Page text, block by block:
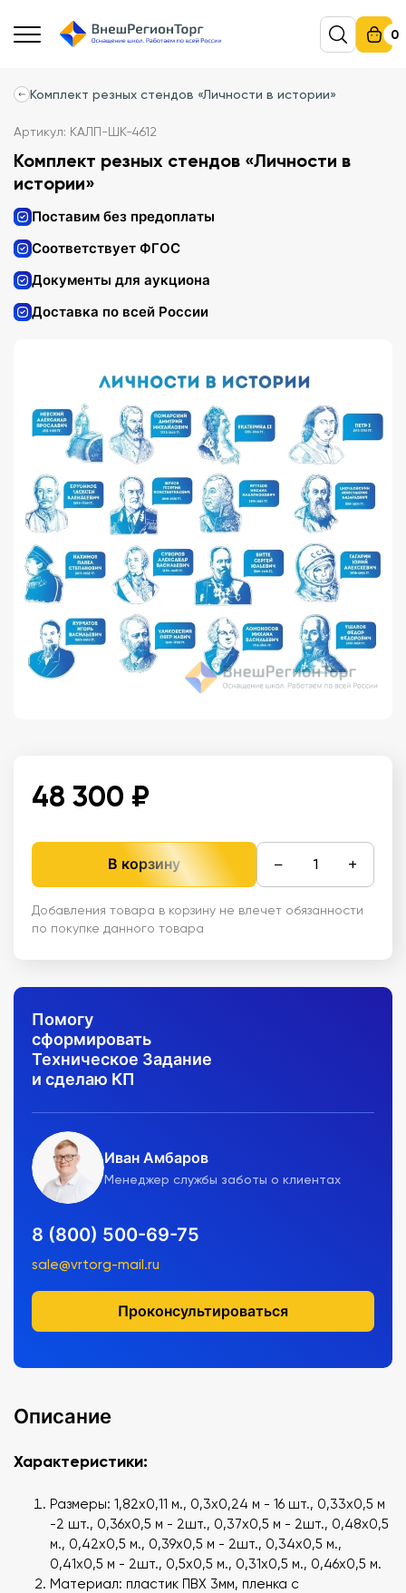
0
Комплект резных стендов «Личности в истории»
Артикул: КАЛП-ШК-4612
Комплект резных стендов «Личности в
истории»
Поставим без предоплаты
Соответствует ФГОС
Документы для аукциона
Доставка по всей России
48 300 ₽
В корзину − +
Добавления товара в корзину не влечет обязанности
по покупке данного товара
Помогу
сформировать
Техническое Задание
и сделаю КП
Иван Амбаров
Менеджер службы заботы о клиентах
8 (800) 500-69-75
sale@vrtorg-mail.ru
Проконсультироваться
Описание
Характеристики:
Размеры: 1,82х0,11 м., 0,3х0,24 м - 16 шт., 0,33х0,5 м
-2 шт., 0,36х0,5 м - 2шт., 0,37х0,5 м - 2шт., 0,48х0,5
м., 0,42х0,5 м., 0,39х0,5 м - 2шт., 0,34х0,5 м.,
0,41х0,5 м - 2шт., 0,5х0,5 м., 0,31х0,5 м., 0,46х0,5 м.
Материал: пластик ПВХ 3мм, пленка с